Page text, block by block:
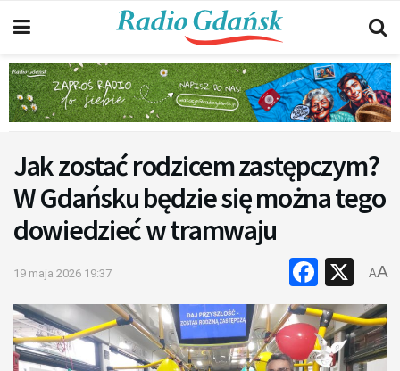
Jak zostać rodzicem zastępczym?
W Gdańsku będzie się można tego
dowiedzieć w tramwaju
19 maja 2026 19:37 X
AA